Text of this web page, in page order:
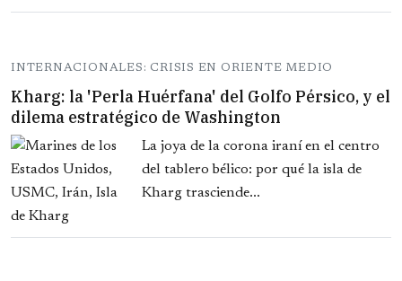
INTERNACIONALES: CRISIS EN ORIENTE MEDIO
Kharg: la 'Perla Huérfana' del Golfo Pérsico, y el
dilema estratégico de Washington
La joya de la corona iraní en el centro
del tablero bélico: por qué la isla de
Kharg trasciende...